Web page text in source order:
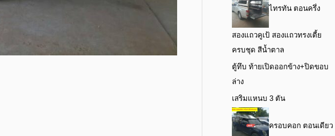
ไทรทัน ตอนครึ่ง
สองแถวคูเป้ สองแถวทรงเตี้ย
ครบชุด สีน้ำตาล
ตู้ทึบ ท้ายเปิดออกข้าง+ปิดขอบ
ล่าง
เสริมแหนบ 3 ตัน
ครอบคอก ตอนเดียว